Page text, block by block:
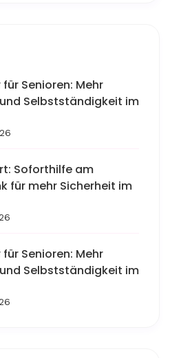
Senioren: Mehr
Selbstständigkeit im
Soforthilfe am
für mehr Sicherheit im
Senioren: Mehr
Selbstständigkeit im